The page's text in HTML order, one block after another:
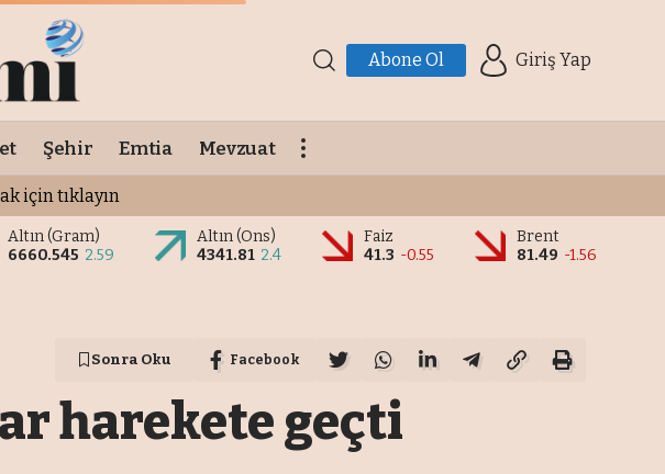
Abone Ol Giriş Yap
Şehir Emtia Mevzuat
için tıklayın
Altın (Gram)
6660.545 2.59
Altın (Ons)
4341.81 2.4
Faiz
41.3 -0.55
Brent
81.49 -1.56
Sonra Oku Facebook
harekete geçti